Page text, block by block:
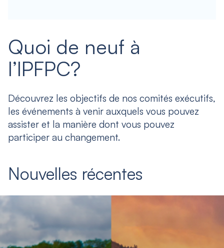
Quoi de neuf à
l’IPFPC?
Découvrez les objectifs de nos comités exécutifs,
les événements à venir auxquels vous pouvez
assister et la manière dont vous pouvez
participer au changement.
Nouvelles récentes